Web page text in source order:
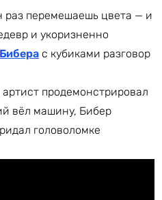
раз перемешаешь цвета — и
и укоризненно
с кубиками разговор
продемонстрировал
вёл машину, Бибер
головоломке